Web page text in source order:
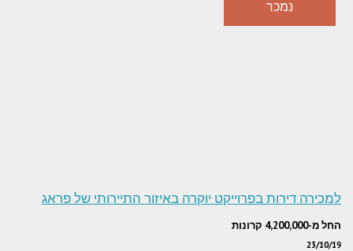
נמכר
למכירה דירות בפרוייקט יוקרה באיזור התיירותי של פראג
החל מ-4,200,000 קרונות
23/10/19